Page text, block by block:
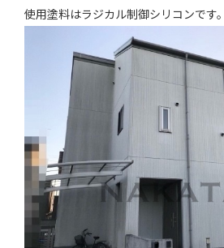
お問い合わせ
使用塗料はラジカル制御シリコンです。